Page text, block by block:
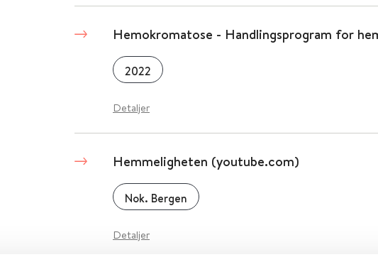
Hemokromatose - Handlingsprogram for
2022
Detaljer
Hemmeligheten (youtube.com)
Nok. Bergen
Detaljer